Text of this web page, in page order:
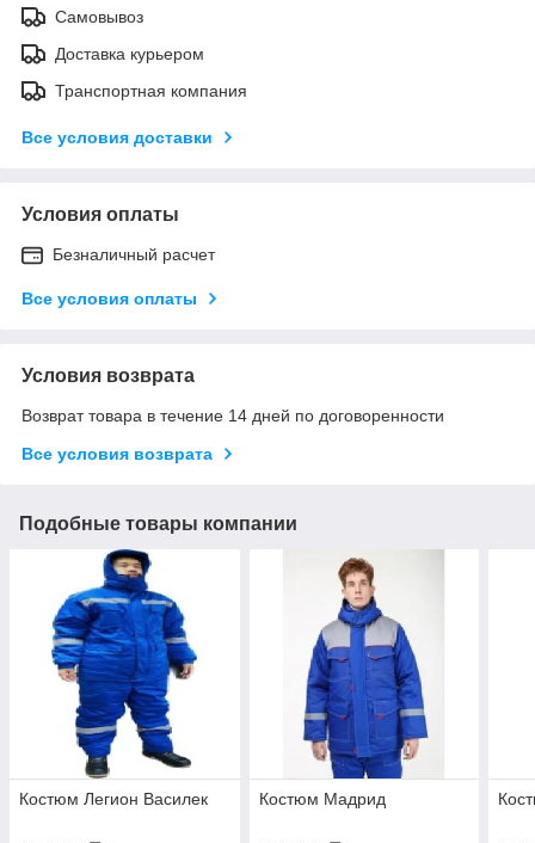
Самовывоз
Доставка курьером
Транспортная компания
Все условия доставки
Условия оплаты
Безналичный расчет
Все условия оплаты
Условия возврата
Возврат товара в течение 14 дней по договоренности
Все условия возврата
Подобные товары компании
Костюм Легион Василек Костюм Мадрид